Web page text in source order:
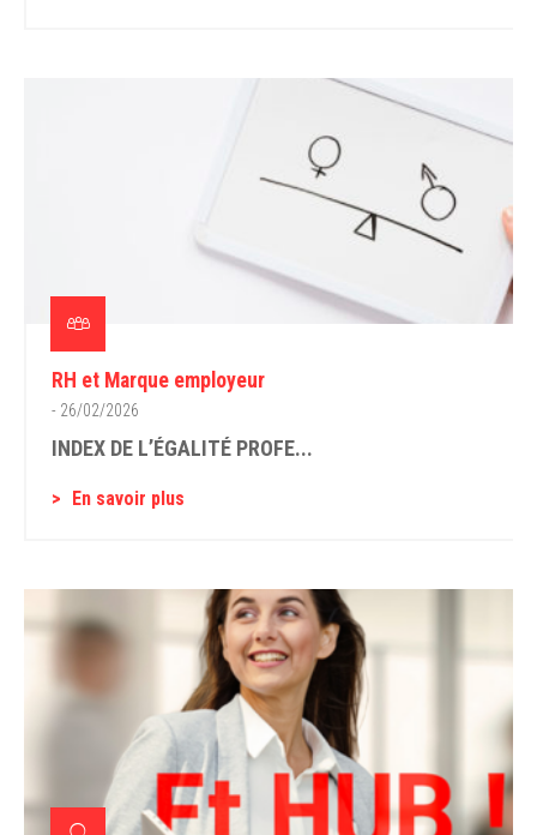
RH et Marque employeur
- 26/02/2026
INDEX DE L’ÉGALITÉ PROFE...
En savoir plus